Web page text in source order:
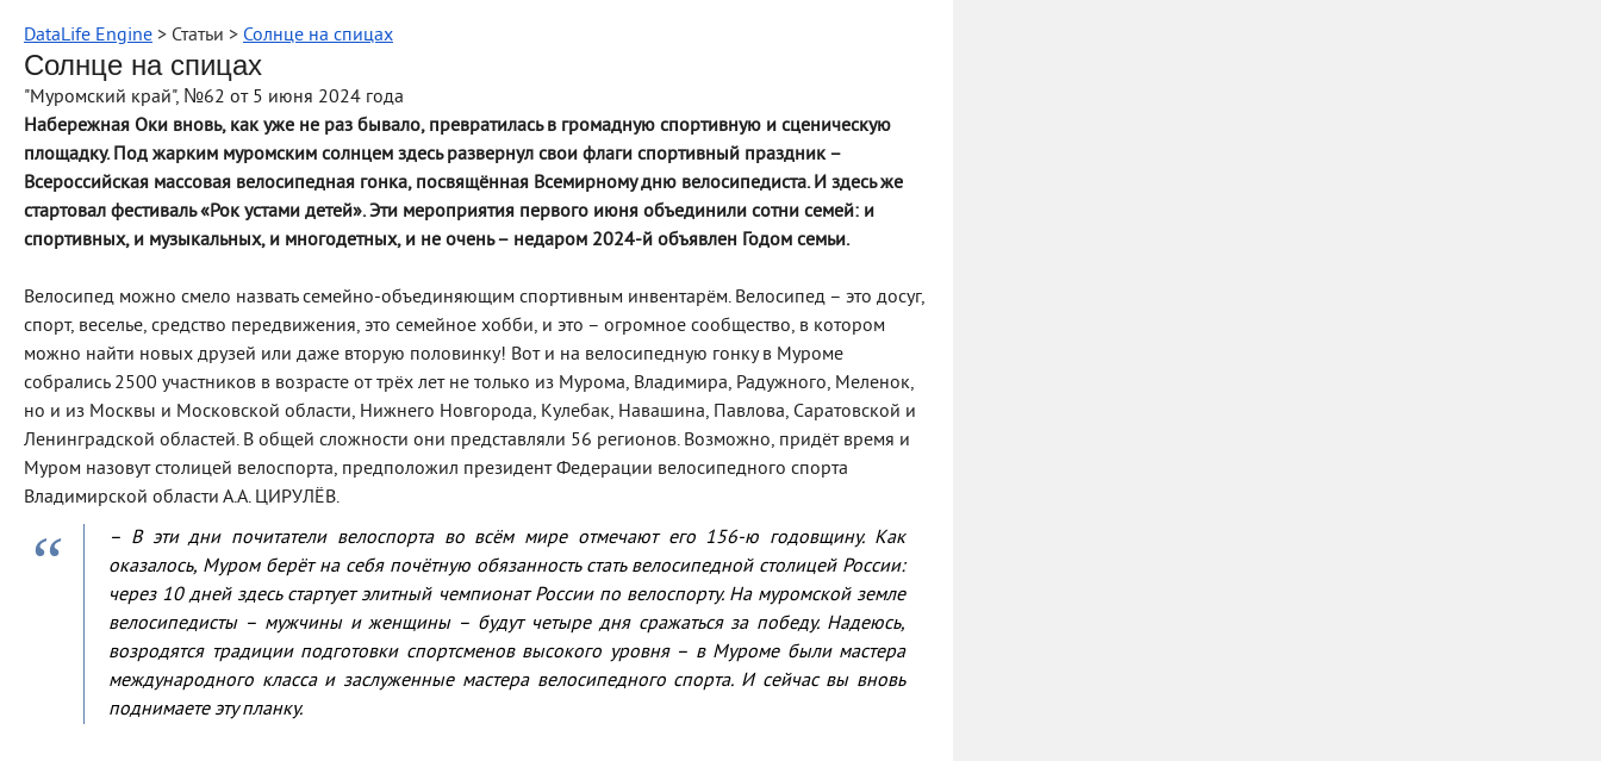
DataLife Engine > Статьи > Солнце на спицах
Солнце на спицах
"Муромский край", №62 от 5 июня 2024 года
Набережная Оки вновь, как уже не раз бывало, превратилась в громадную спортивную и сценическую
площадку. Под жарким муромским солнцем здесь развернул свои флаги спортивный праздник –
Всероссийская массовая велосипедная гонка, посвящённая Всемирному дню велосипедиста. И здесь же
стартовал фестиваль «Рок устами детей». Эти мероприятия первого июня объединили сотни семей: и
спортивных, и музыкальных, и многодетных, и не очень – недаром 2024-й объявлен Годом семьи.
Велосипед можно смело назвать семейно-объединяющим спортивным инвентарём. Велосипед – это досуг,
спорт, веселье, средство передвижения, это семейное хобби, и это – огромное сообщество, в котором
можно найти новых друзей или даже вторую половинку! Вот и на велосипедную гонку в Муроме
собрались 2500 участников в возрасте от трёх лет не только из Мурома, Владимира, Радужного, Меленок,
но и из Москвы и Московской области, Нижнего Новгорода, Кулебак, Навашина, Павлова, Саратовской и
Ленинградской областей. В общей сложности они представляли 56 регионов. Возможно, придёт время и
Муром назовут столицей велоспорта, предположил президент Федерации велосипедного спорта
Владимирской области А.А. ЦИРУЛЁВ.
– В эти дни почитатели велоспорта во всём мире отмечают его 156-ю годовщину. Как
оказалось, Муром берёт на себя почётную обязанность стать велосипедной столицей России:
через 10 дней здесь стартует элитный чемпионат России по велоспорту. На муромской земле
велосипедисты – мужчины и женщины – будут четыре дня сражаться за победу. Надеюсь,
возродятся традиции подготовки спортсменов высокого уровня – в Муроме были мастера
международного класса и заслуженные мастера велосипедного спорта. И сейчас вы вновь
поднимаете эту планку.